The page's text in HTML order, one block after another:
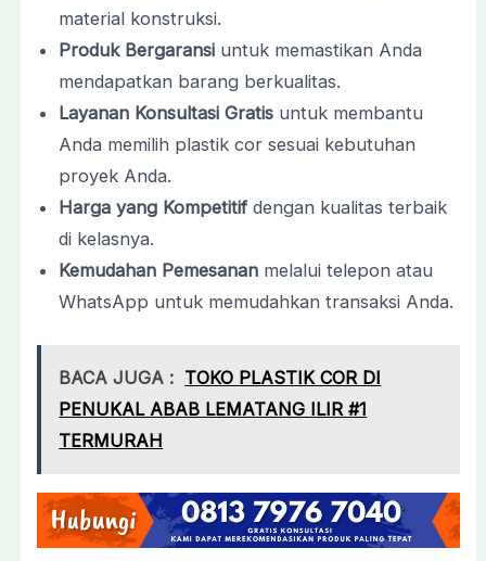
material konstruksi.
Produk Bergaransiuntuk memastikan Anda
mendapatkan barang berkualitas.
Layanan Konsultasi Gratisuntuk membantu
Anda memilih plastik cor sesuai kebutuhan
proyek Anda.
Harga yang Kompetitifdengan kualitas terbaik
di kelasnya.
Kemudahan Pemesananmelalui telepon atau
WhatsApp untuk memudahkan transaksi Anda.
BACA JUGA : TOKO PLASTIK COR DI
PENUKAL ABAB LEMATANG ILIR #1
TERMURAH